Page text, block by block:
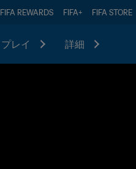
FIFA REWARDS FIFA+ FIFA STORE
プレイ 詳細